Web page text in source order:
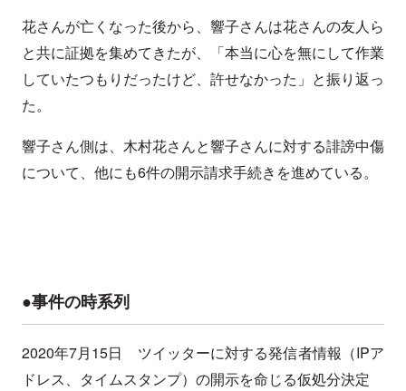
花さんが亡くなった後から、響子さんは花さんの友人ら
と共に証拠を集めてきたが、「本当に心を無にして作業
していたつもりだったけど、許せなかった」と振り返っ
た。
響子さん側は、木村花さんと響子さんに対する誹謗中傷
について、他にも6件の開示請求手続きを進めている。
●事件の時系列
2020年7月15日 ツイッターに対する発信者情報（IPア
ドレス、タイムスタンプ）の開示を命じる仮処分決定